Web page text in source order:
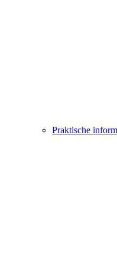
Praktische